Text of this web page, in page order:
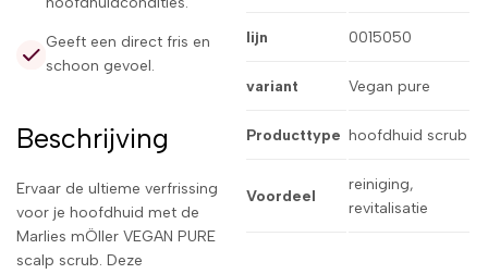
Geeft een direct fris en
schoon gevoel.
Beschrijving
Ervaar de ultieme verfrissing
voor je hoofdhuid met de
Marlies mÖller VEGAN PURE
scalp scrub. Deze
lijn 0015050
variant Vegan pure
Producttype hoofdhuid scrub
Voordeel
reiniging,
revitalisatie